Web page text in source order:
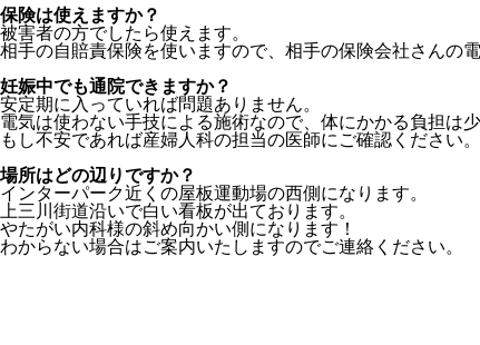
保険は使えますか？
被害者の方でしたら使えます。
相手の自賠責保険を使いますので、相手の保険会社さんの
妊娠中でも通院できますか？
安定期に入っていれば問題ありません。
電気は使わない手技による施術なので、体にかかる負担は少
もし不安であれば産婦人科の担当の医師にご確認ください。
場所はどの辺りですか？
インターパーク近くの屋板運動場の西側になります。
上三川街道沿いで白い看板が出ております。
やたがい内科様の斜め向かい側になります！
わからない場合はご案内いたしますのでご連絡ください。